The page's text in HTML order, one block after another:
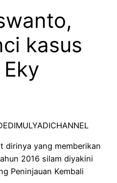
kasus
dirinya yang memberikan
2016 silam diyakini
Peninjauan Kembali